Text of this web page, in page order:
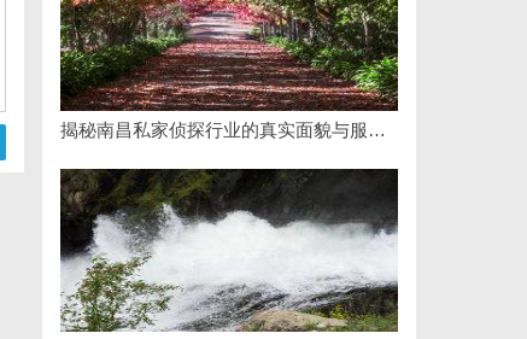
揭秘南昌私家侦探行业的真实面貌与服务价值详解